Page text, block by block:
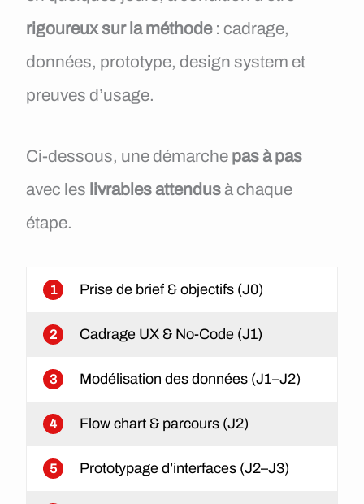
rigoureux sur la méthode: cadrage,
données, prototype, design system et
preuves d’usage.
Ci-dessous, une démarche pas à pas
avec les livrables attendusà chaque
étape.
1 Prise de brief & objectifs (J0)
2 Cadrage UX & No-Code (J1)
3 Modélisation des données (J1–J2)
4 Flow chart & parcours (J2)
5 Prototypage d’interfaces (J2–J3)